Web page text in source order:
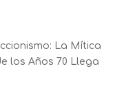
La Mítica
los Años 70 Llega